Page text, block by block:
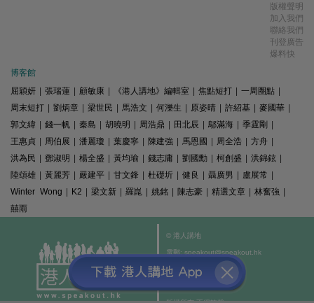
版權聲明
加入我們
聯絡我們
刊登廣告
爆料快
博客館
屈穎妍 | 張瑞蓮 | 顧敏康 | 《港人講地》編輯室 | 焦點短打 | 一周圈點 |
周末短打 | 劉炳章 | 梁世民 | 馬浩文 | 何濼生 | 原姿晴 | 許紹基 | 麥國華 |
郭文緯 | 錢一帆 | 秦島 | 胡曉明 | 周浩鼎 | 田北辰 | 鄔滿海 | 季霆剛 |
王惠貞 | 周伯展 | 潘麗瓊 | 葉慶寧 | 陳建強 | 馬恩國 | 周全浩 | 方舟 |
洪為民 | 鄧淑明 | 楊全盛 | 黃均瑜 | 錢志庸 | 劉國勳 | 柯創盛 | 洪錦鉉 |
陸頌雄 | 黃麗芳 | 嚴建平 | 甘文鋒 | 杜礎圻 | 健良 | 聶廣男 | 盧展常 |
Winter Wong | K2 | 梁文新 | 羅崑 | 姚銘 | 陳志豪 | 精選文章 | 林奮強 |
囍雨
© 港人講地
電郵: speakout@speakout.hk
傳真: 85228041301
All rights reserved.